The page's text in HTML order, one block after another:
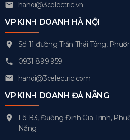
hanoi@3celectric.vn
VP KINH DOANH HÀ NỘI
Số 11 đường Trần Thái Tông,
0931 899 959
hanoi@3celectric.com
VP KINH DOANH ĐÀ NẴNG
Lô B3, Đường Đinh Gia Trinh,
Nẵng